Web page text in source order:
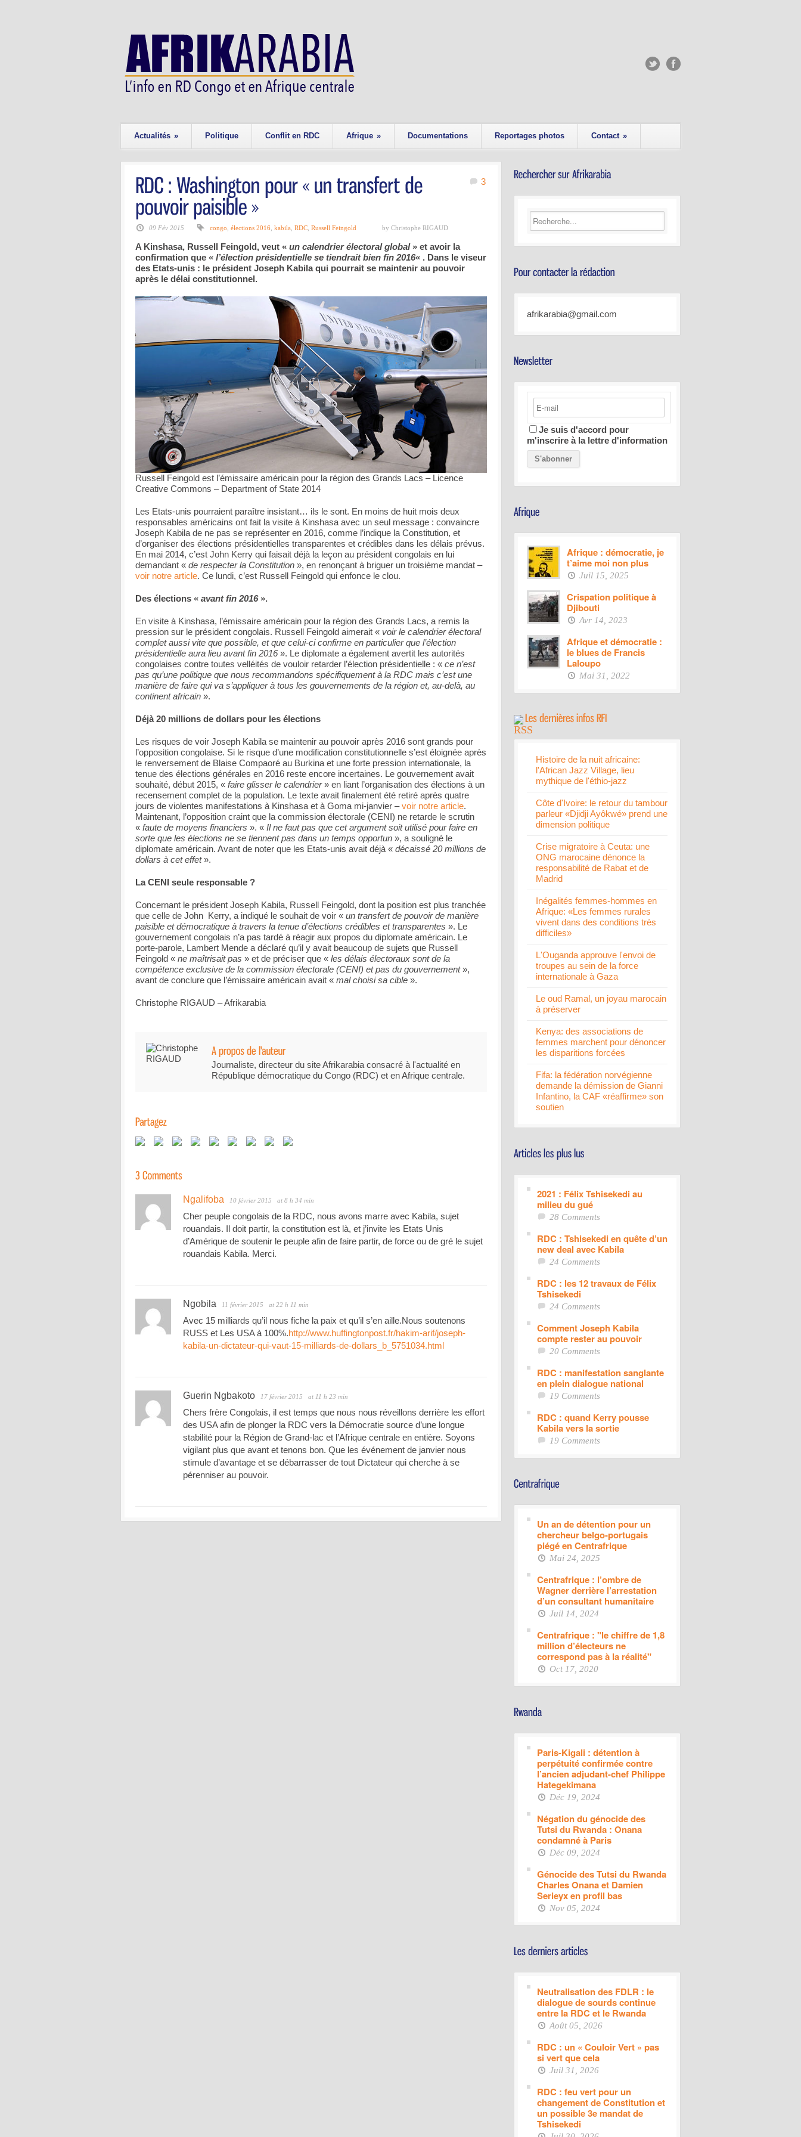
Actualités » Politique Conflit en RDC Afrique » Documentations Reportages photos Contact »
3
09 Fév 2015 congo élections 2016 kabila RDC Russell Feingold by Christophe RIGAUD
A Kinshasa, Russell Feingold, veut « un calendrier électoral global» et avoir la
confirmation que « l’élection présidentielle se tiendrait bien fin 2016« . Dans le viseur
des Etats-unis : le président Joseph Kabila qui pourrait se maintenir au pouvoir
après le délai constitutionnel.
Russell Feingold est l’émissaire américain pour la région des Grands Lacs – Licence
Creative Commons – Department of State 2014
Les Etats-unis pourraient paraître insistant… ils le sont. En moins de huit mois deux
responsables américains ont fait la visite à Kinshasa avec un seul message : convaincre
Joseph Kabila de ne pas se représenter en 2016, comme l’indique la Constitution, et
d’organiser des élections présidentielles transparentes et crédibles dans les délais prévus.
En mai 2014, c’est John Kerry qui faisait déjà la leçon au président congolais en lui
demandant « de respecter la Constitution », en renonçant à briguer un troisième mandat –
voir notre article. Ce lundi, c’est Russell Feingold qui enfonce le clou.
Des élections « avant fin 2016».
En visite à Kinshasa, l’émissaire américain pour la région des Grands Lacs, a remis la
pression sur le président congolais. Russell Feingold aimerait « voir le calendrier électoral
complet aussi vite que possible, et que celui-ci confirme en particulier que l’élection
présidentielle aura lieu avant fin 2016». Le diplomate a également avertit les autorités
congolaises contre toutes velléités de vouloir retarder l’élection présidentielle : « ce n’est
pas qu’une politique que nous recommandons spécifiquement à la RDC mais c’est une
manière de faire qui va s’appliquer à tous les gouvernements de la région et, au-delà, au
continent africain ».
Déjà 20 millions de dollars pour les élections
Les risques de voir Joseph Kabila se maintenir au pouvoir après 2016 sont grands pour
l’opposition congolaise. Si le risque d’une modification constitutionnelle s’est éloignée après
le renversement de Blaise Compaoré au Burkina et une forte pression internationale, la
tenue des élections générales en 2016 reste encore incertaines. Le gouvernement avait
souhaité, début 2015, « faire glisser le calendrier» en liant l’organisation des élections à un
recensement complet de la population. Le texte avait finalement été retiré après quatre
jours de violentes manifestations à Kinshasa et à Goma mi-janvier –voir notre article.
Maintenant, l’opposition craint que la commission électorale (CENI) ne retarde le scrutin
« faute de moyens financiers ». « Il ne faut pas que cet argument soit utilisé pour faire en
sorte que les élections ne se tiennent pas dans un temps opportun », a souligné le
diplomate américain. Avant de noter que les Etats-unis avait déjà « décaissé 20 millions de
dollars à cet effet».
La CENI seule responsable ?
Concernant le président Joseph Kabila, Russell Feingold, dont la position est plus tranchée
que celle de John Kerry, a indiqué le souhait de voir « un transfert de pouvoir de manière
paisible et démocratique à travers la tenue d’élections crédibles et transparentes ». Le
gouvernement congolais n’a pas tardé à réagir aux propos du diplomate américain. Le
porte-parole, Lambert Mende a déclaré qu’il y avait beaucoup de sujets que Russell
Feingold « ne maîtrisait pas » et de préciser que « les délais électoraux sont de la
compétence exclusive de la commission électorale (CENI) et pas du gouvernement»,
avant de conclure que l’émissaire américain avait « mal choisi sa cible ».
Christophe RIGAUD – Afrikarabia
Journaliste, directeur du site Afrikarabia consacré à l'actualité en
République démocratique du Congo (RDC) et en Afrique centrale.
Ngalifoba 10 février 2015 at 8 h 34 min
Cher peuple congolais de la RDC, nous avons marre avec Kabila, sujet
rouandais. Il doit partir, la constitution est là, et j’invite les Etats Unis
d’Amérique de soutenir le peuple afin de faire partir, de force ou de gré le sujet
rouandais Kabila. Merci.
Ngobila 11 février 2015 at 22 h 11 min
Avec 15 milliards qu’il nous fiche la paix et qu’il s’en aille.Nous soutenons
RUSS et Les USA à 100%.http://www.huffingtonpost.fr/hakim-arif/joseph-
kabila-un-dictateur-qui-vaut-15-milliards-de-dollars_b_5751034.html
Guerin Ngbakoto 17 février 2015 at 11 h 23 min
Chers frère Congolais, il est temps que nous nous réveillons derrière les effort
des USA afin de plonger la RDC vers la Démocratie source d’une longue
stabilité pour la Région de Grand-lac et l’Afrique centrale en entière. Soyons
vigilant plus que avant et tenons bon. Que les événement de janvier nous
stimule d’avantage et se débarrasser de tout Dictateur qui cherche à se
pérenniser au pouvoir.
afrikarabia@gmail.com
Je suis d'accord pour
m'inscrire à la lettre d'information
Afrique : démocratie, je
t’aime moi non plus
Juil 15, 2025
Crispation politique à
Djibouti
Avr 14, 2023
Afrique et démocratie :
le blues de Francis
Laloupo
Mai 31, 2022
Histoire de la nuit africaine:
l'African Jazz Village, lieu
mythique de l'éthio-jazz
Côte d'Ivoire: le retour du tambour
parleur «Djidji Ayôkwé» prend une
dimension politique
Crise migratoire à Ceuta: une
ONG marocaine dénonce la
responsabilité de Rabat et de
Madrid
Inégalités femmes-hommes en
Afrique: «Les femmes rurales
vivent dans des conditions très
difficiles»
L'Ouganda approuve l'envoi de
troupes au sein de la force
internationale à Gaza
Le oud Ramal, un joyau marocain
à préserver
Kenya: des associations de
femmes marchent pour dénoncer
les disparitions forcées
Fifa: la fédération norvégienne
demande la démission de Gianni
Infantino, la CAF «réaffirme» son
soutien
2021 : Félix Tshisekedi au
milieu du gué
28 Comments
RDC : Tshisekedi en quête d’un
new deal avec Kabila
24 Comments
RDC : les 12 travaux de Félix
Tshisekedi
24 Comments
Comment Joseph Kabila
compte rester au pouvoir
20 Comments
RDC : manifestation sanglante
en plein dialogue national
19 Comments
RDC : quand Kerry pousse
Kabila vers la sortie
19 Comments
Un an de détention pour un
chercheur belgo-portugais
piégé en Centrafrique
Mai 24, 2025
Centrafrique : l’ombre de
Wagner derrière l’arrestation
d’un consultant humanitaire
Juil 14, 2024
Centrafrique : "le chiffre de 1,8
million d’électeurs ne
correspond pas à la réalité"
Oct 17, 2020
Paris-Kigali : détention à
perpétuité confirmée contre
l’ancien adjudant-chef Philippe
Hategekimana
Déc 19, 2024
Négation du génocide des
Tutsi du Rwanda : Onana
condamné à Paris
Déc 09, 2024
Génocide des Tutsi du Rwanda
Charles Onana et Damien
Serieyx en profil bas
Nov 05, 2024
Neutralisation des FDLR : le
dialogue de sourds continue
entre la RDC et le Rwanda
Août 05, 2026
RDC : un « Couloir Vert » pas
si vert que cela
Juil 31, 2026
RDC : feu vert pour un
changement de Constitution et
un possible 3e mandat de
Tshisekedi